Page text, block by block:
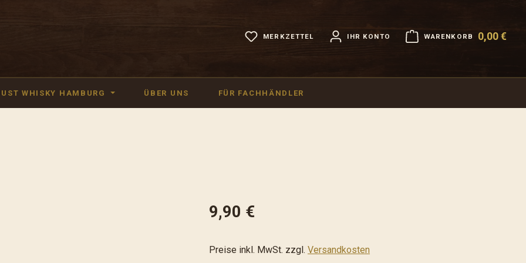
MERKZETTEL IHR KONTO WARENKORB 0,00 €
Warenkorb enthält 0
WHISKY HAMBURG ÜBER UNS FÜR FACHHÄNDLER
9,90 €
Preise inkl. MwSt. zzgl. Versandkosten